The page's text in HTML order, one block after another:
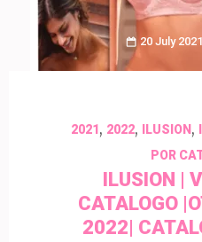
20 July 2021
2021, 2022, ILUSION ,
POR
ILUSION |
CATALOGO
2022|